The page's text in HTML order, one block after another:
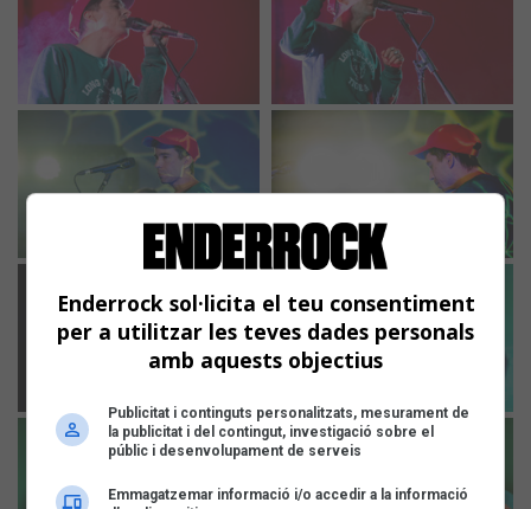
Enderrock sol·licita el teu consentiment
per a utilitzar les teves dades personals
amb aquests objectius
Publicitat i continguts personalitzats, mesurament de
la publicitat i del contingut, investigació sobre el
públic i desenvolupament de serveis
Emmagatzemar informació i/o accedir a la informació